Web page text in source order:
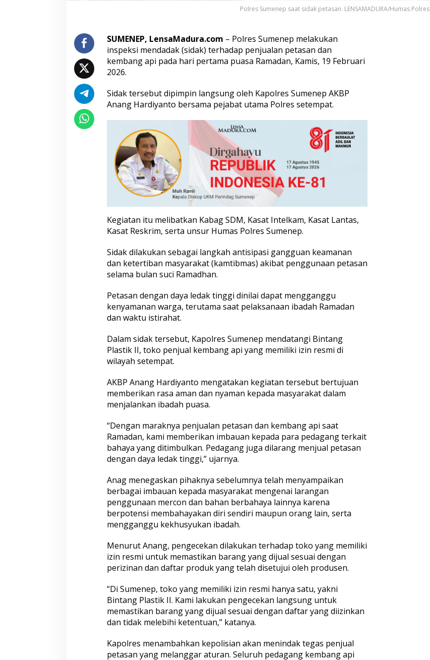
a
k
P
e
a
l
P
e
t
a
s
a
n
Polres Sumenep saat sidak petasan. LENSAMADURA/Humas Polres
SUMENEP, LensaMadura.com – Polres Sumenep melakukan
inspeksi mendadak (sidak) terhadap penjualan petasan dan
kembang api pada hari pertama puasa Ramadan, Kamis, 19 Februari
2026.
Sidak tersebut dipimpin langsung oleh Kapolres Sumenep AKBP
Anang Hardiyanto bersama pejabat utama Polres setempat.
Kegiatan itu melibatkan Kabag SDM, Kasat Intelkam, Kasat Lantas,
Kasat Reskrim, serta unsur Humas Polres Sumenep.
Sidak dilakukan sebagai langkah antisipasi gangguan keamanan
dan ketertiban masyarakat (kamtibmas) akibat penggunaan petasan
selama bulan suci Ramadhan.
Petasan dengan daya ledak tinggi dinilai dapat mengganggu
kenyamanan warga, terutama saat pelaksanaan ibadah Ramadan
dan waktu istirahat.
Dalam sidak tersebut, Kapolres Sumenep mendatangi Bintang
Plastik II, toko penjual kembang api yang memiliki izin resmi di
wilayah setempat.
AKBP Anang Hardiyanto mengatakan kegiatan tersebut bertujuan
memberikan rasa aman dan nyaman kepada masyarakat dalam
menjalankan ibadah puasa.
“Dengan maraknya penjualan petasan dan kembang api saat
Ramadan, kami memberikan imbauan kepada para pedagang terkait
bahaya yang ditimbulkan. Pedagang juga dilarang menjual petasan
dengan daya ledak tinggi,” ujarnya.
Anag menegaskan pihaknya sebelumnya telah menyampaikan
berbagai imbauan kepada masyarakat mengenai larangan
penggunaan mercon dan bahan berbahaya lainnya karena
berpotensi membahayakan diri sendiri maupun orang lain, serta
mengganggu kekhusyukan ibadah.
Menurut Anang, pengecekan dilakukan terhadap toko yang memiliki
izin resmi untuk memastikan barang yang dijual sesuai dengan
perizinan dan daftar produk yang telah disetujui oleh produsen.
“Di Sumenep, toko yang memiliki izin resmi hanya satu, yakni
Bintang Plastik II. Kami lakukan pengecekan langsung untuk
memastikan barang yang dijual sesuai dengan daftar yang diizinkan
dan tidak melebihi ketentuan,” katanya.
Kapolres menambahkan kepolisian akan menindak tegas penjual
petasan yang melanggar aturan. Seluruh pedagang kembang api